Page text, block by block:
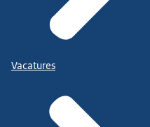
Vacatures